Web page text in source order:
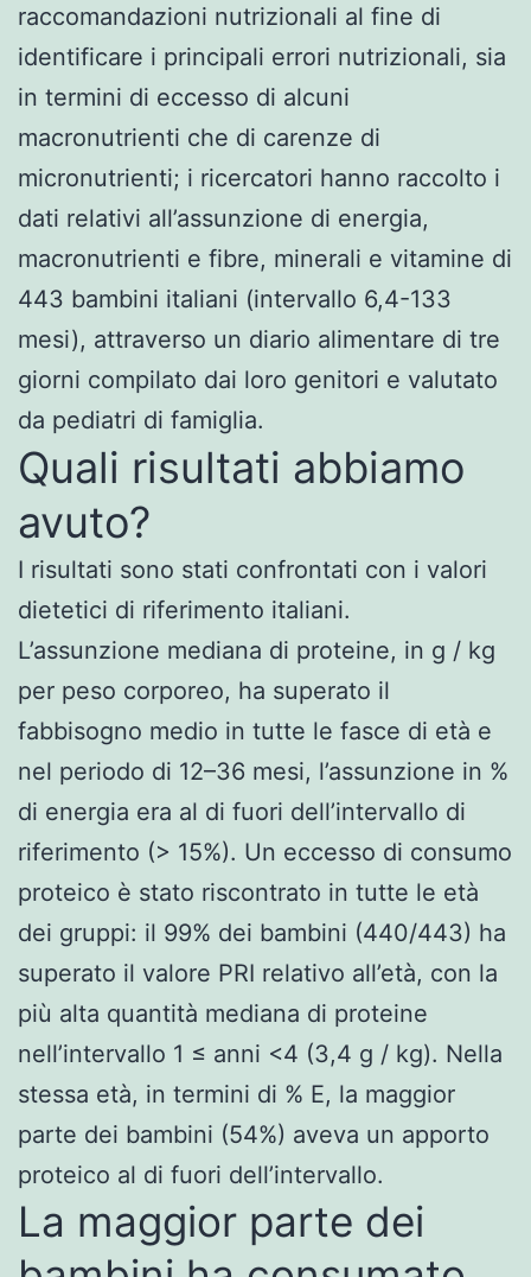
raccomandazioni nutrizionali al fine di
identificare i principali errori nutrizionali, sia
in termini di eccesso di alcuni
macronutrienti che di carenze di
micronutrienti; i ricercatori hanno raccolto i
dati relativi all’assunzione di energia,
macronutrienti e fibre, minerali e vitamine di
443 bambini italiani (intervallo 6,4-133
mesi), attraverso un diario alimentare di tre
giorni compilato dai loro genitori e valutato
da pediatri di famiglia.
Quali risultati abbiamo
avuto?
I risultati sono stati confrontati con i valori
dietetici di riferimento italiani.
L’assunzione mediana di proteine, in g / kg
per peso corporeo, ha superato il
fabbisogno medio in tutte le fasce di età e
nel periodo di 12–36 mesi, l’assunzione in %
di energia era al di fuori dell’intervallo di
riferimento (> 15%). Un eccesso di consumo
proteico è stato riscontrato in tutte le età
dei gruppi: il 99% dei bambini (440/443) ha
superato il valore PRI relativo all’età, con la
più alta quantità mediana di proteine
nell’intervallo 1 ≤ anni <4 (3,4 g / kg). Nella
stessa età, in termini di % E, la maggior
parte dei bambini (54%) aveva un apporto
proteico al di fuori dell’intervallo.
La maggior parte dei